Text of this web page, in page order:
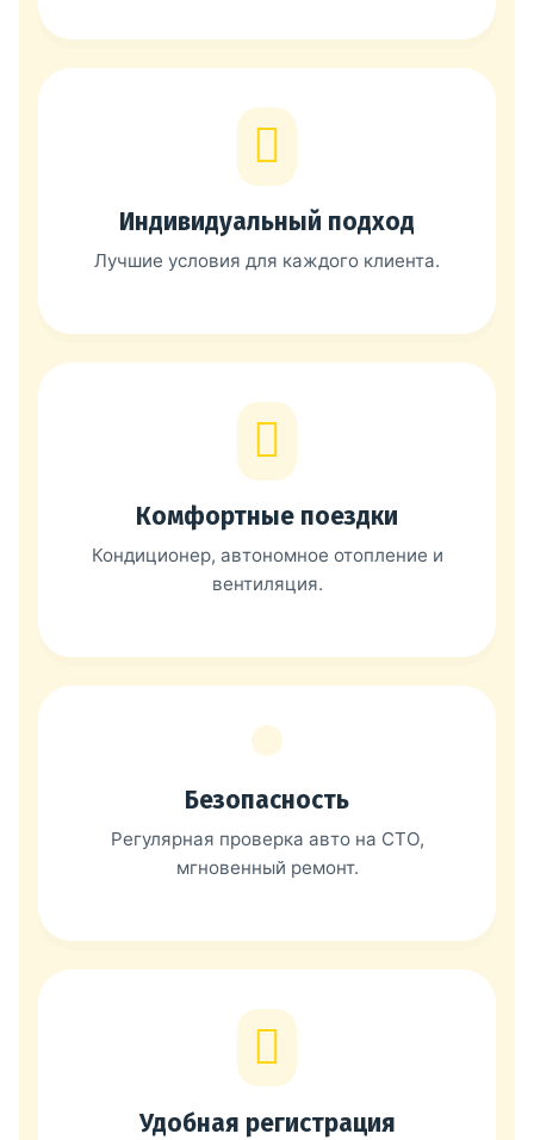
Индивидуальный подход
Лучшие условия для каждого клиента.
Комфортные поездки
Кондиционер, автономное отопление и
вентиляция.
Безопасность
Регулярная проверка авто на СТО,
мгновенный ремонт.
Удобная регистрация